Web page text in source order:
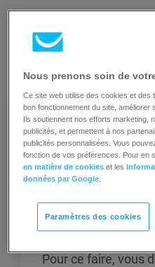
Puis-je
d’une liste à
cadre d’un
Oui, vous pouvez
d’une liste à une
Pour ce faire, vous
Nous prenons soin de
Ce site web utilise des cookies et des
bon fonctionnement du site, améliorer
Ils soutiennent nos efforts marketing,
publicités, et permettent à nos
publicités personnalisées. Vous
fonction de vos préférences. Pour en
en matière de cookies et les
données par Google
Paramètres des cookies